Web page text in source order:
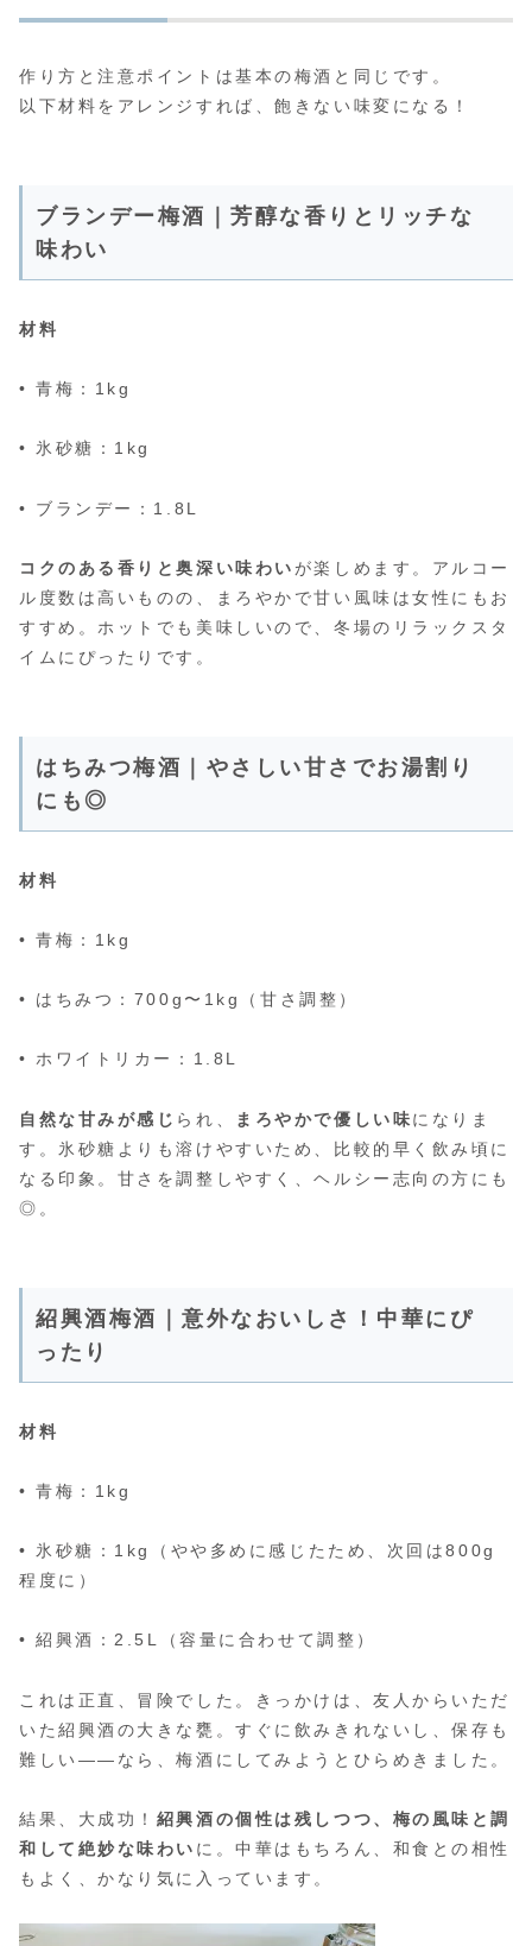
作り方と注意ポイントは基本の梅酒と同じです。
以下材料をアレンジすれば、飽きない味変になる！
ブランデー梅酒｜芳醇な香りとリッチな
味わい
材料
• 青梅：1kg
• 氷砂糖：1kg
• ブランデー：1.8L
コクのある香りと奥深い味わい が楽しめます。アルコー
ル度数は高いものの、まろやかで甘い風味は女性にもお
すすめ。ホットでも美味しいので、冬場のリラックスタ
イムにぴったりです。
はちみつ梅酒｜やさしい甘さでお湯割り
にも◎
材料
• 青梅：1kg
• はちみつ：700g〜1kg（甘さ調整）
• ホワイトリカー：1.8L
自然な甘みが感じ られ、 まろやかで優しい味になりま
す。氷砂糖よりも溶けやすいため、比較的早く飲み頃に
なる印象。甘さを調整しやすく、ヘルシー志向の方にも
◎。
紹興酒梅酒｜意外なおいしさ！中華にぴ
ったり
材料
• 青梅：1kg
• 氷砂糖：1kg（やや多めに感じたため、次回は800g
程度に）
• 紹興酒：2.5L（容量に合わせて調整）
これは正直、冒険でした。きっかけは、友人からいただ
いた紹興酒の大きな甕。すぐに飲みきれないし、保存も
難しい——なら、梅酒にしてみようとひらめきました。
結果、大成功！ 紹興酒の個性は残しつつ、梅の風味と調
和して絶妙な味わい に。中華はもちろん、和食との相性
もよく、かなり気に入っています。